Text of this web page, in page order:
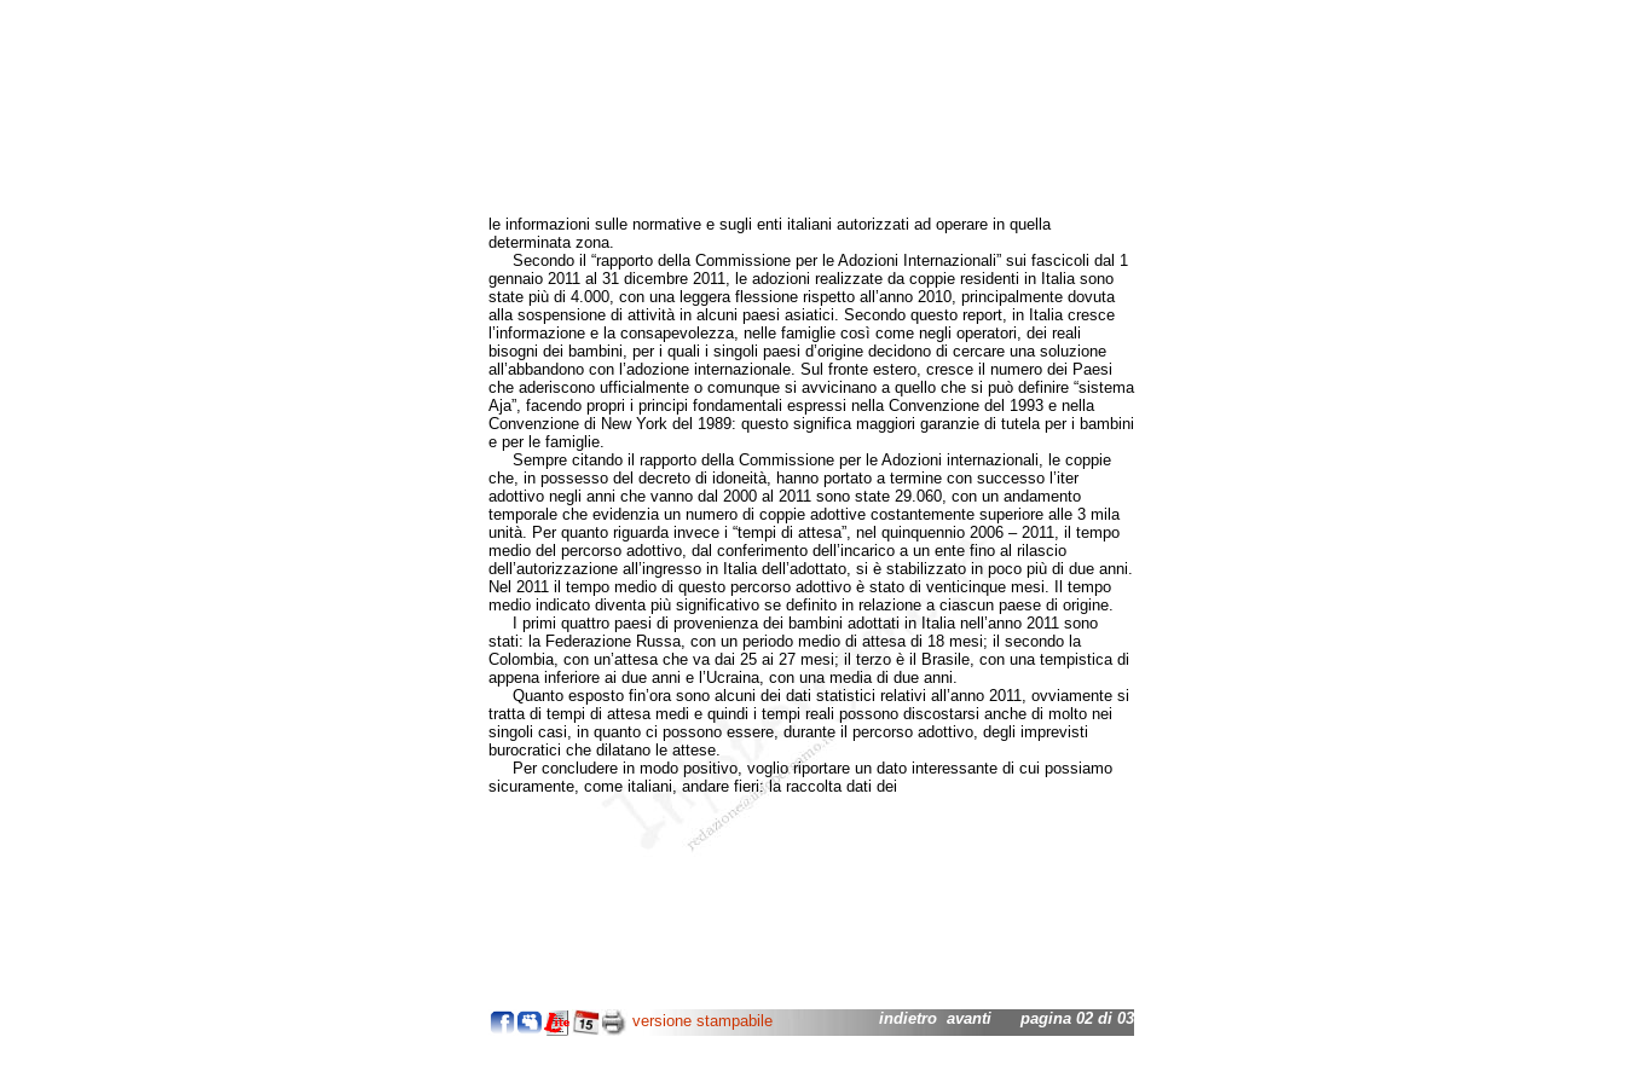
le informazioni sulle normative e sugli enti italiani autorizzati ad operare in quella
determinata zona.
Secondo il “rapporto della Commissione per le Adozioni Internazionali” sui fascicoli dal 1
gennaio 2011 al 31 dicembre 2011, le adozioni realizzate da coppie residenti in Italia sono
state più di 4.000, con una leggera flessione rispetto all’anno 2010, principalmente dovuta
alla sospensione di attività in alcuni paesi asiatici. Secondo questo report, in Italia cresce
l’informazione e la consapevolezza, nelle famiglie così come negli operatori, dei reali
bisogni dei bambini, per i quali i singoli paesi d’origine decidono di cercare una soluzione
all’abbandono con l’adozione internazionale. Sul fronte estero, cresce il numero dei Paesi
che aderiscono ufficialmente o comunque si avvicinano a quello che si può definire “sistema
Aja”, facendo propri i principi fondamentali espressi nella Convenzione del 1993 e nella
Convenzione di New York del 1989: questo significa maggiori garanzie di tutela per i bambini
e per le famiglie.
Sempre citando il rapporto della Commissione per le Adozioni internazionali, le coppie
che, in possesso del decreto di idoneità, hanno portato a termine con successo l’iter
adottivo negli anni che vanno dal 2000 al 2011 sono state 29.060, con un andamento
temporale che evidenzia un numero di coppie adottive costantemente superiore alle 3 mila
unità. Per quanto riguarda invece i “tempi di attesa”, nel quinquennio 2006 – 2011, il tempo
medio del percorso adottivo, dal conferimento dell’incarico a un ente fino al rilascio
dell’autorizzazione all’ingresso in Italia dell’adottato, si è stabilizzato in poco più di due anni.
Nel 2011 il tempo medio di questo percorso adottivo è stato di venticinque mesi. Il tempo
medio indicato diventa più significativo se definito in relazione a ciascun paese di origine.
I primi quattro paesi di provenienza dei bambini adottati in Italia nell’anno 2011 sono
stati: la Federazione Russa, con un periodo medio di attesa di 18 mesi; il secondo la
Colombia, con un’attesa che va dai 25 ai 27 mesi; il terzo è il Brasile, con una tempistica di
appena inferiore ai due anni e l’Ucraina, con una media di due anni.
Quanto esposto fin’ora sono alcuni dei dati statistici relativi all’anno 2011, ovviamente si
tratta di tempi di attesa medi e quindi i tempi reali possono discostarsi anche di molto nei
singoli casi, in quanto ci possono essere, durante il percorso adottivo, degli imprevisti
burocratici che dilatano le attese.
Per concludere in modo positivo, voglio riportare un dato interessante di cui possiamo
sicuramente, come italiani, andare fieri: la raccolta dati dei
versione stampabile indietro avantipagina 02 di 03